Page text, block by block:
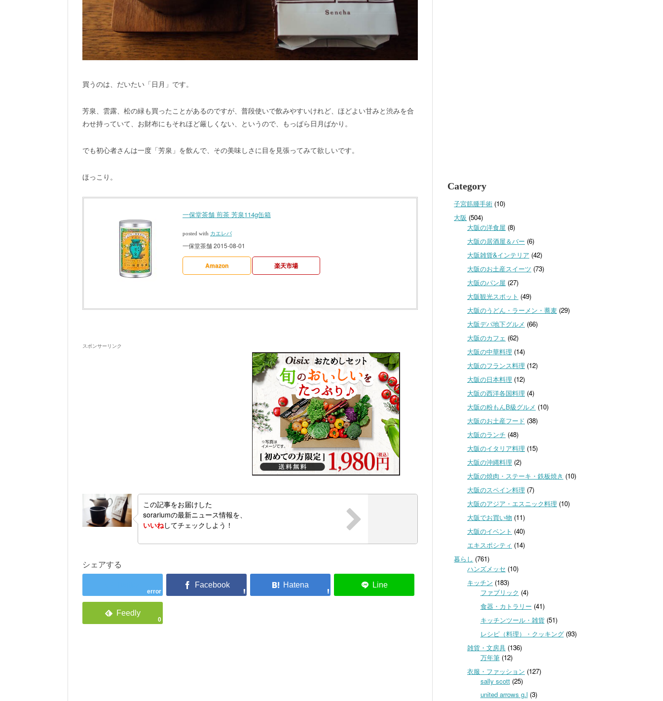
買うのは、だいたい「日月」です。
芳泉、雲露、松の緑も買ったことがあるのですが、普段使いで飲みやすいけれど、ほどよい甘みと渋みを合
わせ持っていて、お財布にもそれほど厳しくない、というので、もっぱら日月ばかり。
でも初心者さんは一度「芳泉」を飲んで、その美味しさに目を見張ってみて欲しいです。
ほっこり。
一保堂茶舗 煎茶 芳泉114g缶箱
posted with カエレバ
一保堂茶舗 2015-08-01
Amazon 楽天市場
スポンサーリンク
この記事をお届けした
sorariumの最新ニュース情報を、
いいねしてチェックしよう！
シェアする
error
0
Category
子宮筋腫手術 (10)
大阪 (504)
大阪の洋食屋 (8)
大阪の居酒屋＆バー (6)
大阪雑貨&インテリア (42)
大阪のお土産スイーツ (73)
大阪のパン屋 (27)
大阪観光スポット (49)
大阪のうどん・ラーメン・蕎麦(29)
大阪デパ地下グルメ (66)
大阪のカフェ (62)
大阪の中華料理 (14)
大阪のフランス料理 (12)
大阪の日本料理 (12)
大阪の西洋各国料理 (4)
大阪の粉もんB級グルメ (10)
大阪のお土産フード (38)
大阪のランチ (48)
大阪のイタリア料理 (15)
大阪の沖縄料理 (2)
大阪の焼肉・ステーキ・鉄板焼き (10)
大阪のスペイン料理 (7)
大阪のアジア・エスニック料理 (10)
大阪でお買い物 (11)
大阪のイベント (40)
エキスポシティ (14)
暮らし (761)
ハンズメッセ (10)
キッチン (183)
ファブリック (4)
食器・カトラリー (41)
キッチンツール・雑貨(51)
レシピ（料理）・クッキング(93)
雑貨・文房具(136)
万年筆(12)
衣服・ファッション (127)
sally scott(25)
united arrows g.l (3)